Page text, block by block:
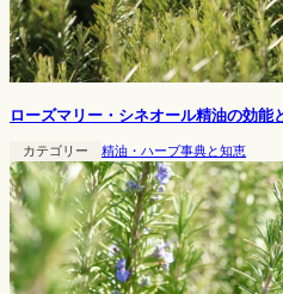
ローズマリー・シネオール精油の効能
カテゴリー 精油・ハーブ事典と知恵